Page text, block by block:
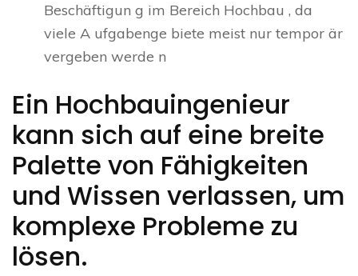
Beschäftigun g im Bereich Hochbau , da
viele A ufgabenge biete meist nur tempor är
vergeben werde n
Ein Hochbauingenieur
kann sich auf eine breite
Palette von Fähigkeiten
und Wissen verlassen, um
komplexe Probleme zu
lösen.